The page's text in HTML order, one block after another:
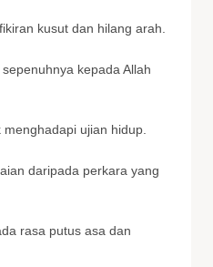
kusut dan hilang arah.
kepada Allah
ujian hidup.
daripada perkara yang
rasa putus asa dan